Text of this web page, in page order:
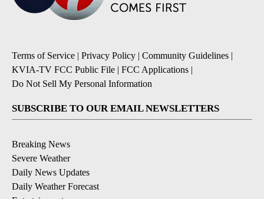
Terms of Service | Privacy Policy | Community Guidelines |
KVIA-TV FCC Public File | FCC Applications |
Do Not Sell My Personal Information
SUBSCRIBE TO OUR EMAIL NEWSLETTERS
Breaking News
Severe Weather
Daily News Updates
Daily Weather Forecast